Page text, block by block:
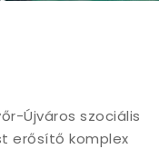
Újváros szociális
erősítő komplex